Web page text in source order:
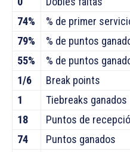
74%
% de primer
79%
% de puntos
55%
% de puntos
1/6
Break points
1
Tiebreaks ganados
18
Puntos de
74
Puntos ganados